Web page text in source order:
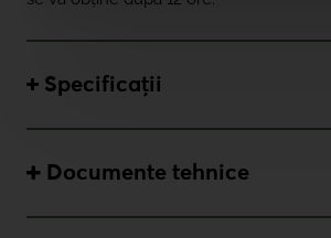
Specificații
Documente tehnice